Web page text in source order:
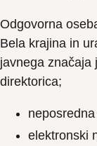
Odgovorna
Bela krajina in
javnega značaja
direktorica;
elektronski